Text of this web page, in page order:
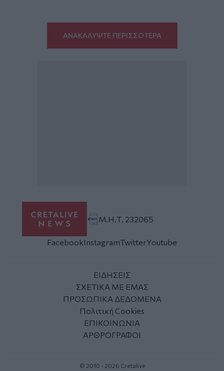
ΑΝΑΚΑΛΥΨΤΕ ΠΕΡΙΣΣΟΤΕΡΑ
Μ.Η.Τ. 232065
FacebookInstagramTwitterYoutube
ΕΙΔΗΣΕΙΣ
ΣΧΕΤΙΚΑ ΜΕ ΕΜΑΣ
ΠΡΟΣΩΠΙΚΑ ΔΕΔΟΜΕΝΑ
Πολιτική Cookies
ΕΠΙΚΟΙΝΩΝΙΑ
ΑΡΘΡΟΓΡΑΦΟΙ
© 2010 - 2026 Cretalive